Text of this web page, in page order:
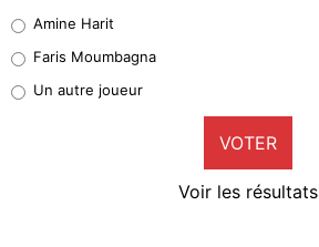
1%
9%
Amine Harit
Faris Moumbagna
Un autre joueur
VOTER
Voir les résultats